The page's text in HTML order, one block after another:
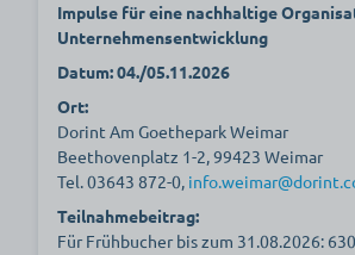
Impulse für eine nachhaltige
Unternehmensentwicklung
Datum: 04./05.11.2026
Ort:
Dorint Am Goethepark Weimar
Beethovenplatz 1-2, 99423 Weimar
Tel. 03643 872-0,
Teilnahmebeitrag:
Für Frühbucher bis zum 31.08.2026: